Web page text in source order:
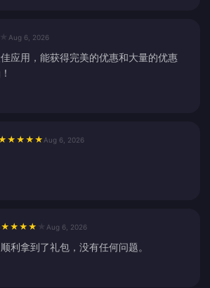
Aug 6, 2026
应用，能获得完美的优惠和大量的优惠
★ ★ ★ ★ Aug 6, 2026
★ ★ ★ ★ Aug 6, 2026
利拿到了礼包，没有任何问题。